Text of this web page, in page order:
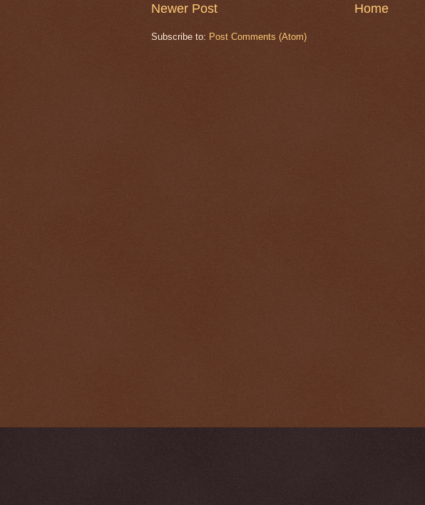
Newer Post Home
Subscribe to: Post Comments (Atom)